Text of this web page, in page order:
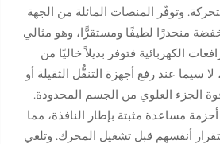
وتوفّر المنصات المائلة من الجهة
منحدرًا لطيفًا ومستقرًّا، وهو مثالي
الكهربائية فتوفر بديلاً خاليًا من
سيما عند رفع أجهزة التنقُّل الثقيلة أو
الجزء العلوي من الجسم المحدودة.
مساعدة مثبتة بإطار النافذة، مما
أنفسهم قبل تشغيل المحرك. وتلغي